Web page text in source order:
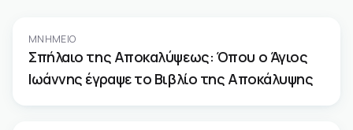
ΜΝΗΜΕΊΟ
Σπήλαιο της Αποκαλύψεως: Όπου ο Άγιος
Ιωάννης έγραψε το Βιβλίο της Αποκάλυψης